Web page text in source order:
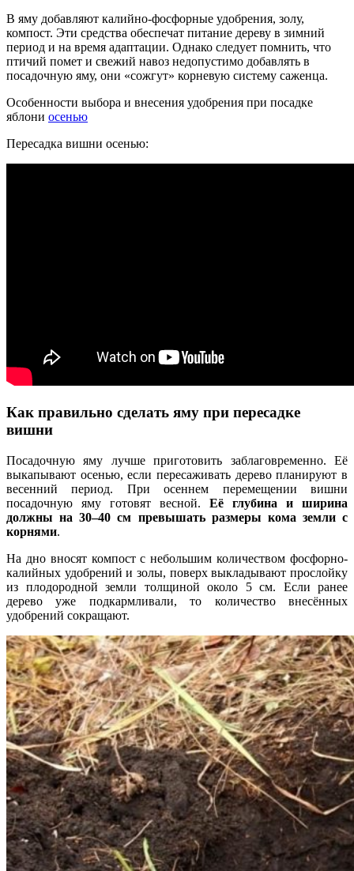
В яму добавляют калийно-фосфорные удобрения, золу,
компост. Эти средства обеспечат питание дереву в зимний
период и на время адаптации. Однако следует помнить, что
птичий помет и свежий навоз недопустимо добавлять в
посадочную яму, они «сожгут» корневую систему саженца.
Особенности выбора и внесения удобрения при посадке
яблони осенью
Пересадка вишни осенью:
Как правильно сделать яму при пересадке
вишни
Посадочную яму лучше приготовить заблаговременно. Её
выкапывают осенью, если пересаживать дерево планируют в
весенний период. При осеннем перемещении вишни
посадочную яму готовят весной. Её глубина и ширина
должны на 30–40 см превышать размеры кома земли с
корнями.
На дно вносят компост с небольшим количеством фосфорно-
калийных удобрений и золы, поверх выкладывают прослойку
из плодородной земли толщиной около 5 см. Если ранее
дерево уже подкармливали, то количество внесённых
удобрений сокращают.